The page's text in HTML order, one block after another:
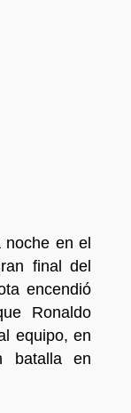
noche en el
final del
encendió
Ronaldo
equipo, en
batalla en